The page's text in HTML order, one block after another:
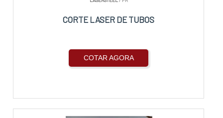
CORTE LASER DE TUBOS
COTAR AGORA